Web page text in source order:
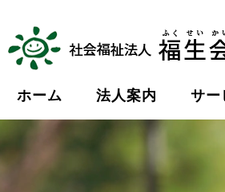
ホーム 法人案内 サー